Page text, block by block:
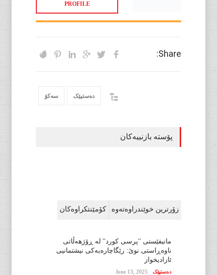
PROFILE
Share:
دەستپێک سەکۆ
پۆستە بازنییەکان
زۆرترین خوێندراوەتەوە کۆمێنتکراوەکان
مانیفێستی ''پرسی کورد'' لە ڕۆژهەڵاتی
ناوەڕاستی نوێ: رێگاچارەیەکی نیشتمانیی
ئازادیخواز
دەستپێک June 13, 2025